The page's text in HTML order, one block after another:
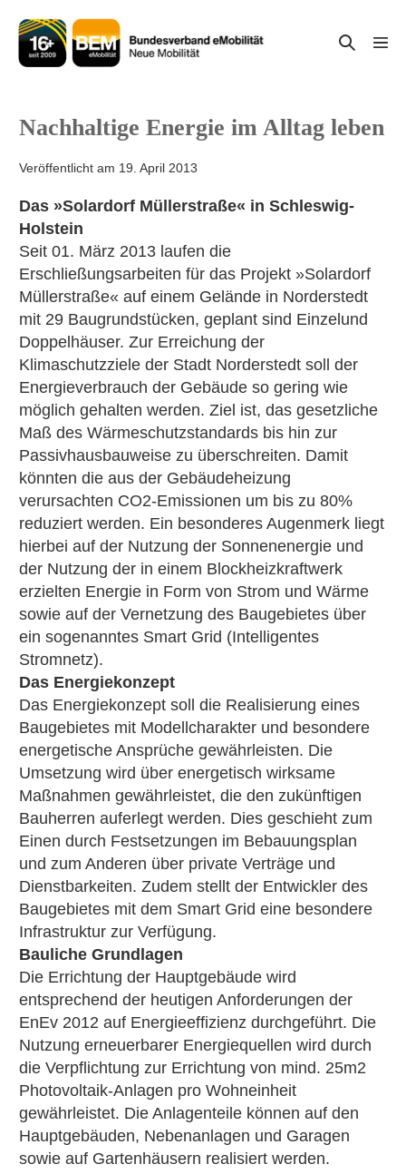
Inhalt
springen
Suche-
Nachhaltige Energie im Alltag leben
Veröffentlicht am 19. April 2013
Das »Solardorf Müllerstraße« in Schleswig-
Holstein
Seit 01. März 2013 laufen die
Erschließungsarbeiten für das Projekt »Solardorf
Müllerstraße« auf einem Gelände in Norderstedt
mit 29 Baugrundstücken, geplant sind Einzelund
Doppelhäuser. Zur Erreichung der
Klimaschutzziele der Stadt Norderstedt soll der
Energieverbrauch der Gebäude so gering wie
möglich gehalten werden. Ziel ist, das gesetzliche
Maß des Wärmeschutzstandards bis hin zur
Passivhausbauweise zu überschreiten. Damit
könnten die aus der Gebäudeheizung
verursachten CO2-Emissionen um bis zu 80%
reduziert werden. Ein besonderes Augenmerk liegt
hierbei auf der Nutzung der Sonnenenergie und
der Nutzung der in einem Blockheizkraftwerk
erzielten Energie in Form von Strom und Wärme
sowie auf der Vernetzung des Baugebietes über
ein sogenanntes Smart Grid (Intelligentes
Stromnetz).
Das Energiekonzept
Das Energiekonzept soll die Realisierung eines
Baugebietes mit Modellcharakter und besondere
energetische Ansprüche gewährleisten. Die
Umsetzung wird über energetisch wirksame
Maßnahmen gewährleistet, die den zukünftigen
Bauherren auferlegt werden. Dies geschieht zum
Einen durch Festsetzungen im Bebauungsplan
und zum Anderen über private Verträge und
Dienstbarkeiten. Zudem stellt der Entwickler des
Baugebietes mit dem Smart Grid eine besondere
Infrastruktur zur Verfügung.
Bauliche Grundlagen
Die Errichtung der Hauptgebäude wird
entsprechend der heutigen Anforderungen der
EnEv 2012 auf Energieeffizienz durchgeführt. Die
Nutzung erneuerbarer Energiequellen wird durch
die Verpflichtung zur Errichtung von mind. 25m2
Photovoltaik-Anlagen pro Wohneinheit
gewährleistet. Die Anlagenteile können auf den
Hauptgebäuden, Nebenanlagen und Garagen
sowie auf Gartenhäusern realisiert werden.